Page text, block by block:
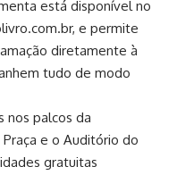
está disponível no
, e permite
diretamente à
tudo de modo
nos palcos da
e o Auditório do
gratuitas